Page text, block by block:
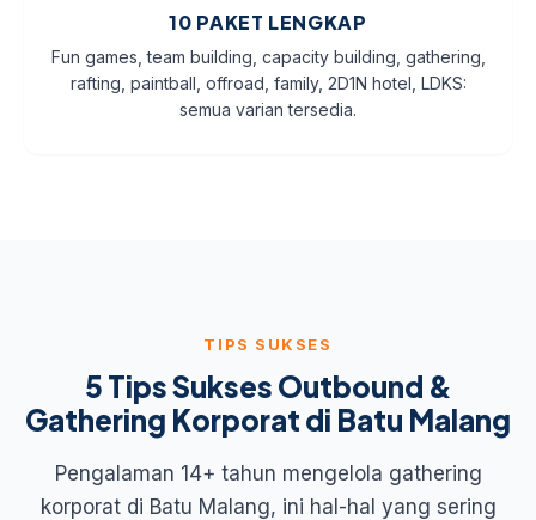
10 PAKET LENGKAP
Fun games, team building, capacity building, gathering,
rafting, paintball, offroad, family, 2D1N hotel, LDKS:
semua varian tersedia.
TIPS SUKSES
5 Tips Sukses Outbound &
Gathering Korporat di Batu Malang
Pengalaman 14+ tahun mengelola gathering
korporat di Batu Malang, ini hal-hal yang sering